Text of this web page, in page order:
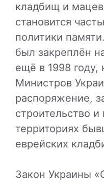
кладбищ и
становится
политики
был закреплён
ещё в 1998 году,
Министров
распоряжение,
строительство
территориях
еврейских
Закон Украины